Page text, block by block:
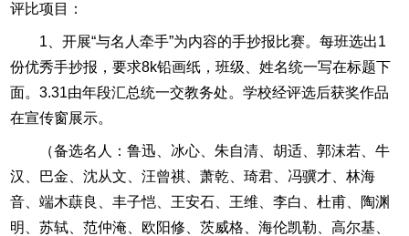
评比项目：
1、开展“与名人牵手”为内容的手抄报比赛。每班选出1
份优秀手抄报，要求8k铅画纸，班级、姓名统一写在标题下
面。3.31由年段汇总统一交教务处。学校经评选后获奖作品
在宣传窗展示。
（备选名人：鲁迅、冰心、朱自清、胡适、郭沫若、牛
汉、巴金、沈从文、汪曾祺、萧乾、琦君、冯骥才、林海
音、端木蕻良、丰子恺、王安石、王维、李白、杜甫、陶渊
明、苏轼、范仲淹、欧阳修、茨威格、海伦凯勒、高尔基、